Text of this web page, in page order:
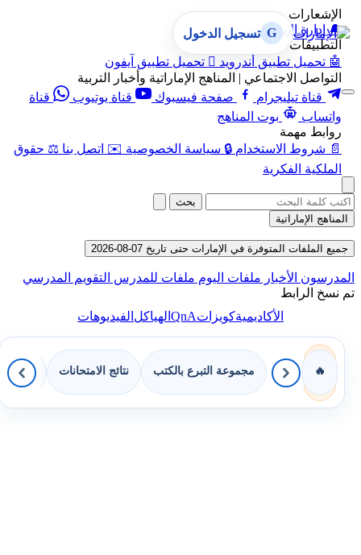
الإشعارات
🔔 إدارة الإشعارات
التطبيقات
🤖 تحميل تطبيق أندرويد  تحميل تطبيق آيفون
التواصل الاجتماعي | المناهج الإماراتية وأخبار التربية
قناة تيليجرام
صفحة فيسبوك قناة يوتيوب
قناة
واتساب
بوت المناهج
روابط مهمة
📄 شروط الاستخدام 🔒 سياسة الخصوصية ✉️ اتصل بنا ⚖️ حقوق
الملكية الفكرية
G تسجيل الدخول
بحث
المناهج الإماراتية
جميع الملفات المتوفرة في الإمارات حتى تاريخ 07-08-2026
المدرسون الأخبار ملفات اليوم ملفات للمدرس التقويم المدرسي
تم نسخ الرابط
الأكاديميةكويزاتQnAالهياكلالفيديوهات
🔥 مجموعة التبرع بالكتب نتائج الامتحانات